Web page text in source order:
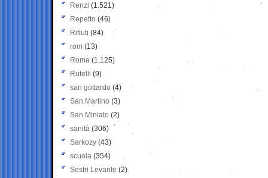
Renzi (1.521)
Repetto (46)
Rifiuti (84)
rom (13)
Roma (1.125)
Rutelli (9)
san gottardo (4)
San Martino (3)
San Miniato (2)
sanità (306)
Sarkozy (43)
scuola (354)
Sestri Levante (2)